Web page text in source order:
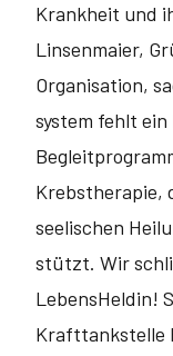
Krankheit und
Linsenmaier,
Organisation,
system fehlt
Krebstherapie,
seelischen
stützt. Wir
LebensHeldin!
Krafttankstelle